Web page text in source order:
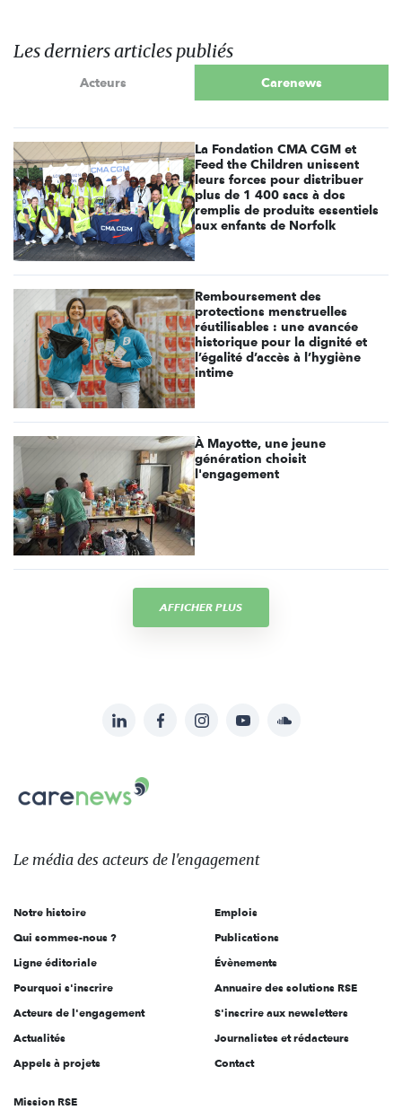
Les derniers articles publiés
Acteurs Carenews
La Fondation CMA CGM et
Feed the Children unissent
leurs forces pour distribuer
plus de 1 400 sacs à dos
remplis de produits essentiels
aux enfants de Norfolk
Remboursement des
protections menstruelles
réutilisables : une avancée
historique pour la dignité et
l’égalité d’accès à l’hygiène
intime
À Mayotte, une jeune
génération choisit
l'engagement
AFFICHER PLUS
sur:
LinkedInFacebookInstagramYouTubeSoundcloud
Le
des
l'engagement
Le média des acteurs de l'engagement
Notre histoire
Qui sommes-nous ?
Ligne éditoriale
Pourquoi s'inscrire
Acteurs de l'engagement
Actualités
Appels à projets
Emplois
Publications
Évènements
Annuaire des solutions RSE
S'inscrire aux newsletters
Journalistes et rédacteurs
Contact
Mission RSE